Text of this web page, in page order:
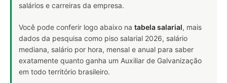
salários e carreiras da empresa.
Você pode conferir logo abaixo na tabela salarial, mais
dados da pesquisa como piso salarial 2026, salário
mediana, salário por hora, mensal e anual para saber
exatamente quanto ganha um Auxiliar de Galvanização
em todo território brasileiro.